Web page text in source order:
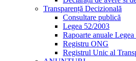
Transparență Decizională
Consultare publică
Legea 52/2003
Rapoarte anuale
Registru ONG
Registrul Unic al